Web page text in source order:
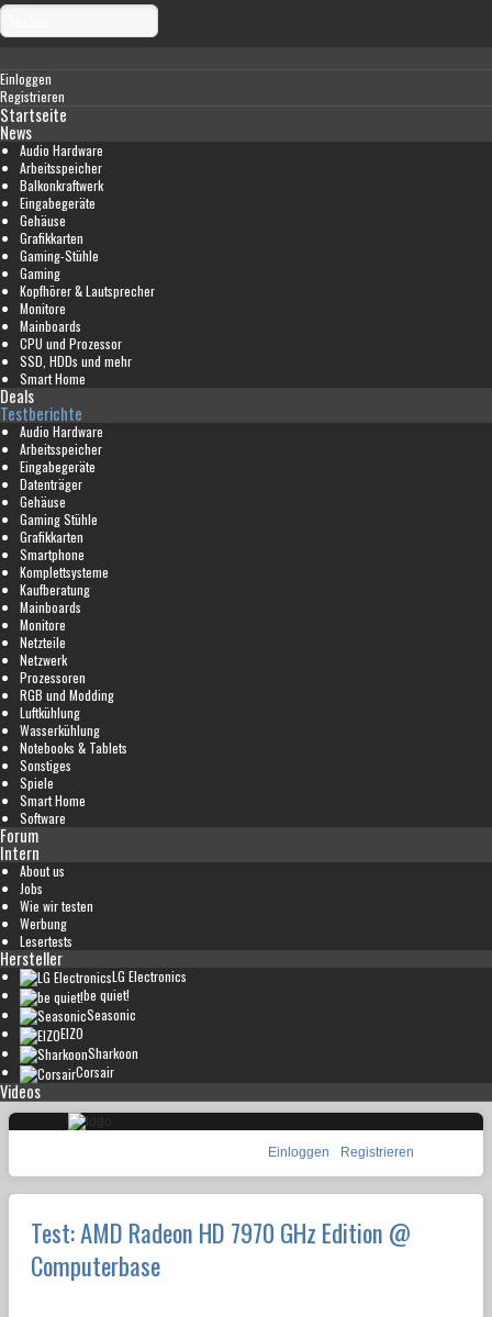
Einloggen
Registrieren
Startseite
News
Audio Hardware
Arbeitsspeicher
Balkonkraftwerk
Eingabegeräte
Gehäuse
Grafikkarten
Gaming-Stühle
Gaming
Kopfhörer & Lautsprecher
Monitore
Mainboards
CPU und Prozessor
SSD, HDDs und mehr
Smart Home
Deals
Testberichte
Audio Hardware
Arbeitsspeicher
Eingabegeräte
Datenträger
Gehäuse
Gaming Stühle
Grafikkarten
Smartphone
Komplettsysteme
Kaufberatung
Mainboards
Monitore
Netzteile
Netzwerk
Prozessoren
RGB und Modding
Luftkühlung
Wasserkühlung
Notebooks & Tablets
Sonstiges
Spiele
Smart Home
Software
Forum
Intern
About us
Jobs
Wie wir testen
Werbung
Lesertests
Hersteller
LG Electronics
be quiet!
Seasonic
EIZO
Sharkoon
Corsair
Videos
Einloggen Registrieren
Test: AMD Radeon HD 7970 GHz Edition @
Computerbase